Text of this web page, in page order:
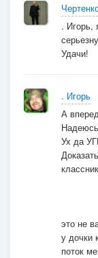
. Игорь,
Удачи!
. Игорь
А
Ух да
это не
у дочки
поток